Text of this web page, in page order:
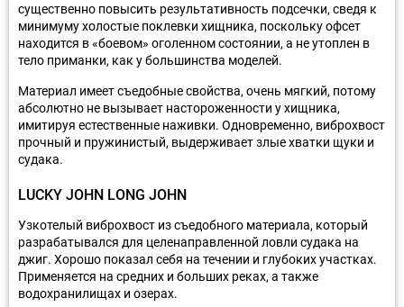
существенно повысить результативность подсечки, сведя к
минимуму холостые поклевки хищника, поскольку офсет
находится в «боевом» оголенном состоянии, а не утоплен в
тело приманки, как у большинства моделей.
Материал имеет съедобные свойства, очень мягкий, потому
абсолютно не вызывает настороженности у хищника,
имитируя естественные наживки. Одновременно, виброхвост
прочный и пружинистый, выдерживает злые хватки щуки и
судака.
LUCKY JOHN LONG JOHN
Узкотелый виброхвост из съедобного материала, который
разрабатывался для целенаправленной ловли судака на
джиг. Хорошо показал себя на течении и глубоких участках.
Применяется на средних и больших реках, а также
водохранилищах и озерах.